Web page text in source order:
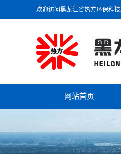
欢迎访问黑龙江省热方环保科
网站首页